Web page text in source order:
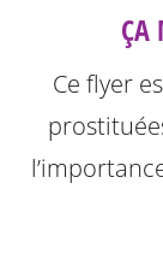
ÇA
Ce flyer